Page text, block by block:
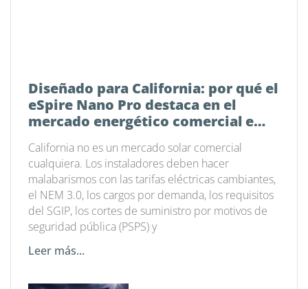
Diseñado para California: por qué el
eSpire Nano Pro destaca en el
mercado energético comercial e
California no es un mercado solar comercial
cualquiera. Los instaladores deben hacer
malabarismos con las tarifas eléctricas cambiantes,
el NEM 3.0, los cargos por demanda, los requisitos
del SGIP, los cortes de suministro por motivos de
seguridad pública (PSPS) y
Leer más...